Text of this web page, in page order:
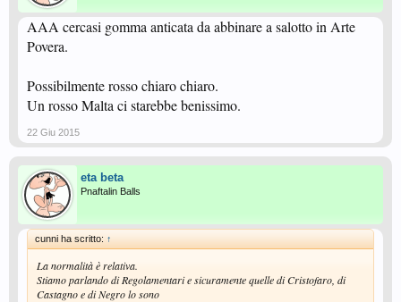
AAA cercasi gomma anticata da abbinare a salotto in Arte
Povera.
Possibilmente rosso chiaro chiaro.
Un rosso Malta ci starebbe benissimo.
22 Giu 2015
eta beta
Pnaftalin Balls
cunni ha scritto: ↑
La normalità è relativa.
Stiamo parlando di Regolamentari e sicuramente quelle di Cristofaro, di
Castagno e di Negro lo sono